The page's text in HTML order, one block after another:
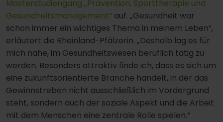
Masterstudiengang „Prävention, Sporttherapie und
Gesundheitsmanagement“ auf. „Gesundheit war
schon immer ein wichtiges Thema in meinem Leben“,
erläutert die Rheinland-Pfälzerin. „Deshalb lag es für
mich nahe, im Gesundheitswesen beruflich tätig zu
werden. Besonders attraktiv finde ich, dass es sich um
eine zukunftsorientierte Branche handelt, in der das
Gewinnstreben nicht ausschließlich im Vordergrund
steht, sondern auch der soziale Aspekt und die Arbeit
mit dem Menschen eine zentrale Rolle spielen.“